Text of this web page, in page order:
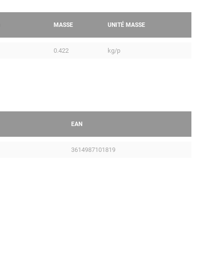
MASSE UNITÉ MASSE
0.422 kg/p
EAN
3614987101819